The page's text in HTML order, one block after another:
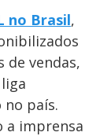
no Brasil,
de vendas,
país.
a imprensa